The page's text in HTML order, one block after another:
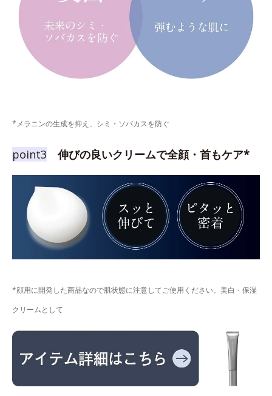
*メラニンの生成を抑え、シミ・ソバカスを防ぐ
point3 伸びの良いクリームで全顔・首もケア*
*顔用に開発した商品なので肌状態に注意してご使用ください。美白・保湿
クリームとして